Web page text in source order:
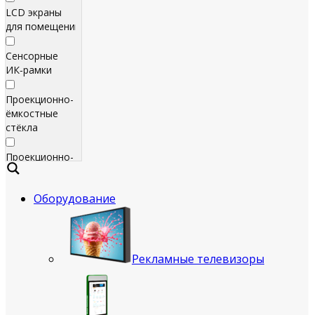
LCD экраны
для помещений
Сенсорные
ИК‑рамки
Проекционно-
ёмкостные
стёкла
Проекционно-
ёмкостные
Оборудование
Рекламные телевизоры